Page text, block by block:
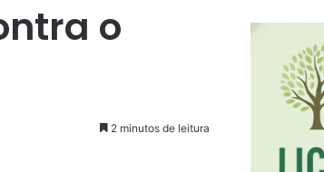
o
2 minutos de leitura